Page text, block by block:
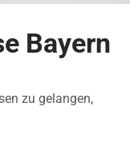
Bayern
zu gelangen,